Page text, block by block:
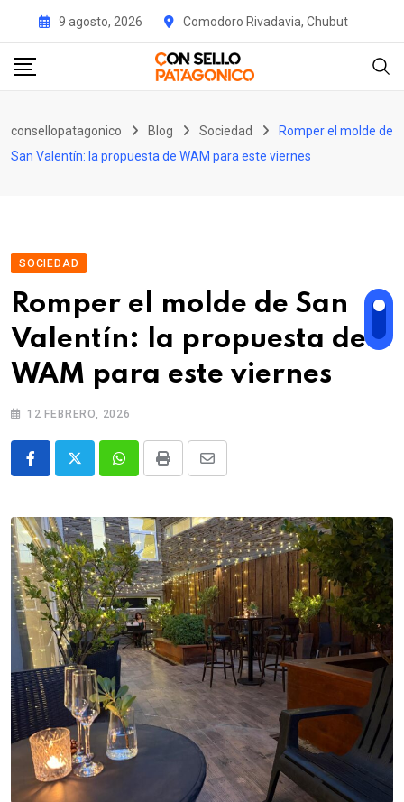
content
9 agosto, 2026 Comodoro Rivadavia, Chubut
consellopatagonico Blog Sociedad
Romper el molde de
San Valentín: la propuesta de WAM para este viernes
SOCIEDAD
Romper el molde de San
Valentín: la propuesta de
WAM para este viernes
12 FEBRERO, 2026
WhatsappPrint
Share
Email